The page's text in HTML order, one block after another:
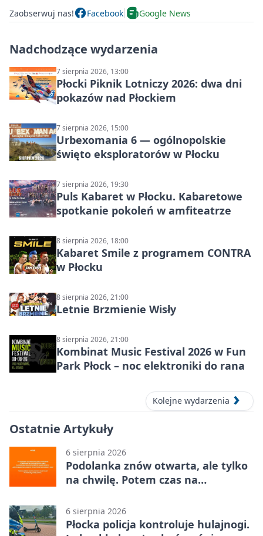
Zaobserwuj nas! Facebook Google News
Nadchodzące wydarzenia
7 sierpnia 2026, 13:00
Płocki Piknik Lotniczy 2026: dwa dni
pokazów nad Płockiem
7 sierpnia 2026, 15:00
Urbexomania 6 — ogólnopolskie
święto eksploratorów w Płocku
7 sierpnia 2026, 19:30
Puls Kabaret w Płocku. Kabaretowe
spotkanie pokoleń w amfiteatrze
8 sierpnia 2026, 18:00
Kabaret Smile z programem CONTRA
w Płocku
8 sierpnia 2026, 21:00
Letnie Brzmienie Wisły
8 sierpnia 2026, 21:00
Kombinat Music Festival 2026 w Fun
Park Płock – noc elektroniki do rana
Kolejne wydarzenia
Ostatnie Artykuły
6 sierpnia 2026
Podolanka znów otwarta, ale tylko
na chwilę. Potem czas na
6 sierpnia 2026
Płocka policja kontroluje hulajnogi.